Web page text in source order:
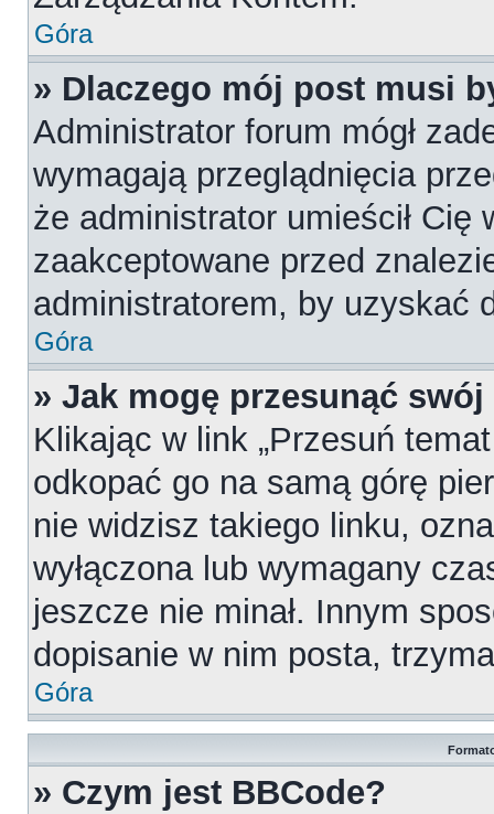
Góra
» Dlaczego mój post musi
Administrator forum mógł
wymagają przeglądnięcia
że administrator umieścił
zaakceptowane przed
administratorem, by uzyskać
Góra
» Jak mogę przesunąć
Klikając w link „Przesuń
odkopać go na samą górę
nie widzisz takiego linku,
wyłączona lub wymagany
jeszcze nie minał. Innym
dopisanie w nim posta,
Góra
» Czym jest BBCode?